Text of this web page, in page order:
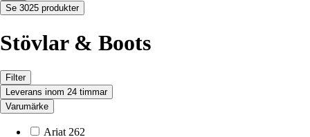
Se 3025 produkter
Stövlar & Boots
Filter
Leverans inom 24 timmar
Varumärke
Ariat 262